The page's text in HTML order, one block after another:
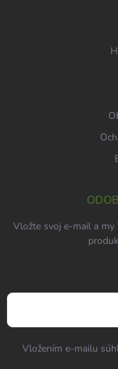
Vložte svoj e-mail a my
Vložením e-mailu